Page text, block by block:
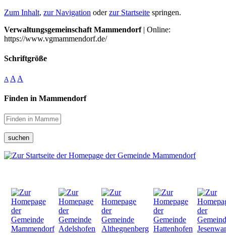
Zum Inhalt, zur Navigation oderzur Startseite springen.
Verwaltungsgemeinschaft Mammendorf| Online:
https://www.vgmammendorf.de/
Schriftgröße
A A A
Finden in Mammendorf
suchen